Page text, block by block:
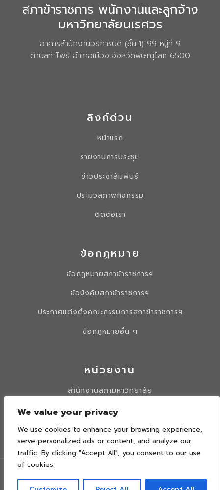
We value your privacy
We use cookies to enhance your browsing experience,
serve personalized ads or content, and analyze our
traffic. By clicking "Accept All", you consent to our use
of cookies.
สภาข้าราชการ พนักงานและลูกจ้าง
มหาวิทยาลัยนเรศวร
อาคารสำนักงานอธิการบดี (ชั้น 1) 99 หมู่ที่ 9
ตำบลท่าโพธิ์ อำเภอเมือง จังหวัดพิษณุโลก 6500
ลิงก์ด่วน
หน้าแรก
รายงานการประชุม
ข่าวประชาสัมพันธ์
ประมวลภาพกิจกรรม
ติดต่อเรา
ข้อกฏหมาย
ข้อกฏหมายสภาข้าราชการฯ
ข้อบังคับสภาข้าราชการฯ
ประกาศแต่งตั้งคณะกรรมการสภาข้าราชการฯ
ข้อกฏหมายอื่น ๆ
หน่วยงาน
สำนักงานสภามหาวิทยาลัย
มหาวิทยาลัยนเรศวร
รวบเว็บไซต์สภาข้าราชการ